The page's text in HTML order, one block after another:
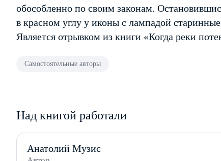
обособленно по своим законам.
в красном углу у иконы с лампадой
Является отрывком из книги «Когда реки
Самостоятельные авторы
Над книгой работали
Анатолий Музис